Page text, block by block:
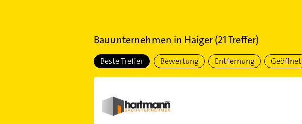
Bauunternehmen in Haiger(21Treffer)
Beste Treffer Bewertung Entfernung Geöffnet